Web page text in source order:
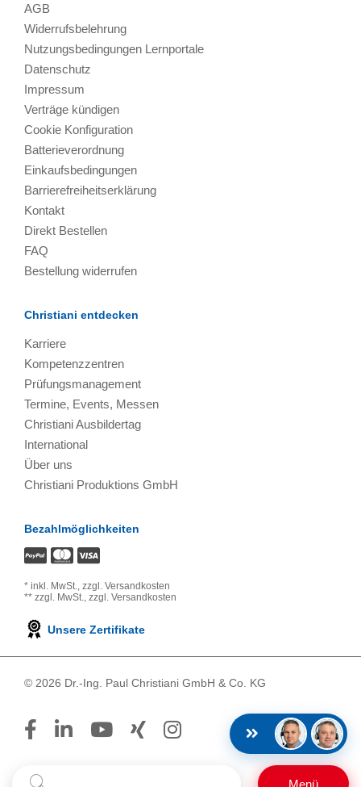
Menü
AGB
Widerrufsbelehrung
Nutzungsbedingungen Lernportale
Datenschutz
Impressum
Verträge kündigen
Cookie Konfiguration
Batterieverordnung
Einkaufsbedingungen
Barrierefreiheitserklärung
Kontakt
Direkt Bestellen
FAQ
Bestellung widerrufen
Christiani entdecken
Karriere
Kompetenzzentren
Prüfungsmanagement
Termine, Events, Messen
Christiani Ausbildertag
International
Über uns
Christiani Produktions GmbH
Bezahlmöglichkeiten
* inkl. MwSt., zzgl. Versandkosten
** zzgl. MwSt., zzgl. Versandkosten
Unsere Zertifikate
© 2026 Dr.-Ing. Paul Christiani GmbH & Co. KG